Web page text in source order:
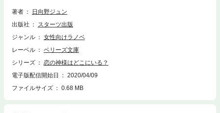
女として転職させようとして!?
著者
日向野ジュン
出版社
スターツ出版
ジャンル
女性向けラノベ
レーベル
ベリーズ文庫
シリーズ
恋の神様はどこにいる？
電子版配信開始日
2020/04/09
ファイルサイズ
0.68 MB